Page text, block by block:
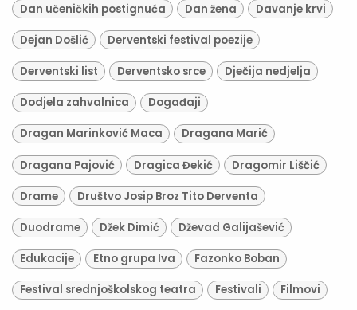
Dan učeničkih postignuća Dan žena Davanje krvi
Dejan Došlić Derventski festival poezije
Derventski list Derventsko srce Dječija nedjelja
Dodjela zahvalnica Događaji
Dragan Marinković Maca Dragana Marić
Dragana Pajović Dragica Đekić Dragomir Liščić
Drame Društvo Josip Broz Tito Derventa
Duodrame Džek Dimić Dževad Galijašević
Edukacije Etno grupa Iva Fazonko Boban
Festival srednjoškolskog teatra Festivali Filmovi